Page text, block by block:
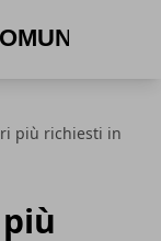
più richiesti in